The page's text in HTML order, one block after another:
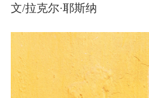
文/拉克尔·耶斯纳